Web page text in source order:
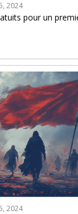
2024
pour un
2024